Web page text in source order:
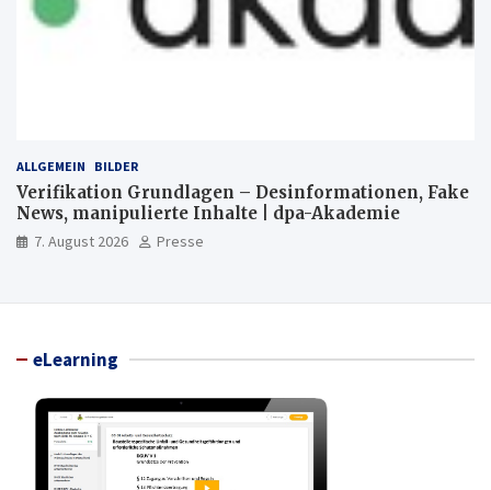
ALLGEMEIN BILDER
Verifikation Grundlagen – Desinformationen, Fake
News, manipulierte Inhalte | dpa-Akademie
7. August 2026 Presse
eLearning